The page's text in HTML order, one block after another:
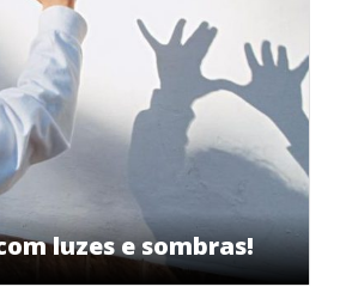
luzes e sombras!